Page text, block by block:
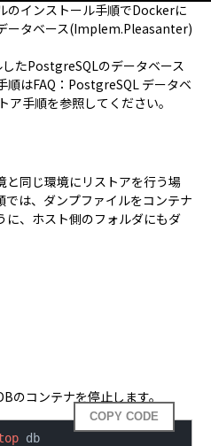
のインストール手順でDockerに
ータベース(Implem.Pleasanter)
たPostgreSQLのデータベース
順はFAQ：PostgreSQL データベ
ア手順を参照してください。
と同じ環境にリストアを行う場
は、ダンプファイルをコンテナ
に、ホスト側のフォルダにもダ
のコンテナを停止します。
COPY CODE
db